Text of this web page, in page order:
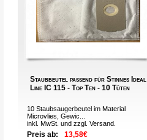
Staubbeutel passend für Stinnes Ideal
Line IC 115 - Top Ten - 10 Tüten
10 Staubsaugerbeutel im Material
Microvlies, Gewic...
inkl. MwSt. und zzgl.Versand
Preis ab: 13,58€